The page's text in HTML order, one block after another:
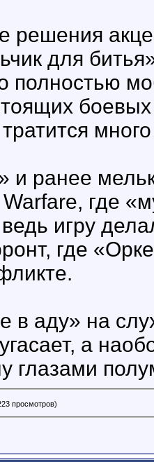
решения
для
полностью
и ранее
где
игру
где
в аду» на
а
глазами
просмотров)